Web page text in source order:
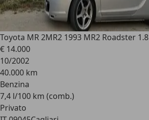
Toyota MR 2MR2 1993 MR2 Roadster 1.8
€ 14.000
10/2002
40.000 km
Benzina
7,4 l/100 km (comb.)
Privato